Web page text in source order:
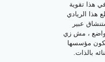
هذا تقوية
هذا الريادي
عبير
، مش زي
مؤسسها
بالذات.